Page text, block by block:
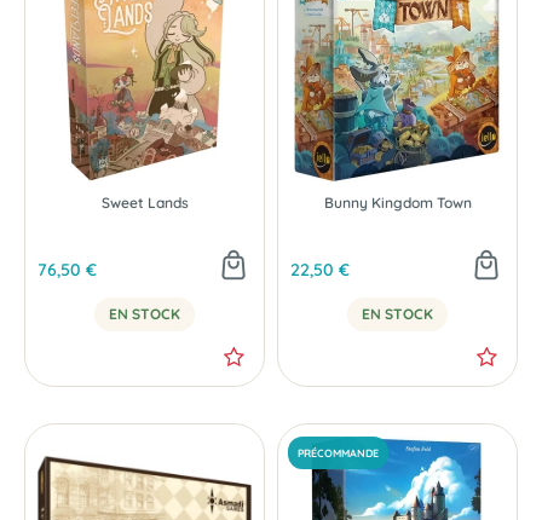
Sweet Lands
76,50 €
EN STOCK
Bunny Kingdom Town
22,50 €
EN STOCK